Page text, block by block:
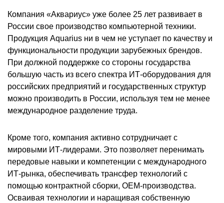
Компания «Аквариус» уже более 25 лет развивает в
России свое производство компьютерной техники.
Продукция Aquarius ни в чем не уступает по качеству и
функциональности продукции зарубежных брендов.
При должной поддержке со стороны государства
большую часть из всего спектра ИТ-оборудования для
российских предприятий и государственных структур
можно производить в России, используя тем не менее
международное разделение труда.
Кроме того, компания активно сотрудничает с
мировыми ИТ-лидерами. Это позволяет перенимать
передовые навыки и компетенции с международного
ИТ-рынка, обеспечивать трансфер технологий с
помощью контрактной сборки, ОЕМ-производства.
Осваивая технологии и наращивая собственную